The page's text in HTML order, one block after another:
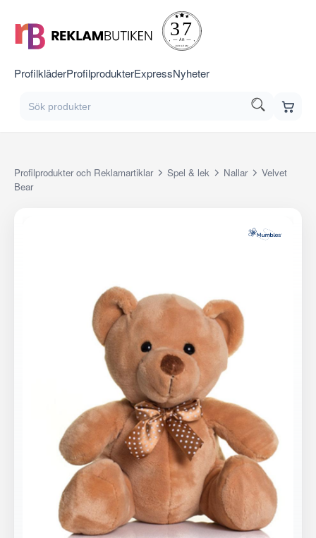
ProfilkläderProfilprodukterExpressNyheter
Profilprodukter och Reklamartiklar Spel & lek Nallar
Velvet
Bear